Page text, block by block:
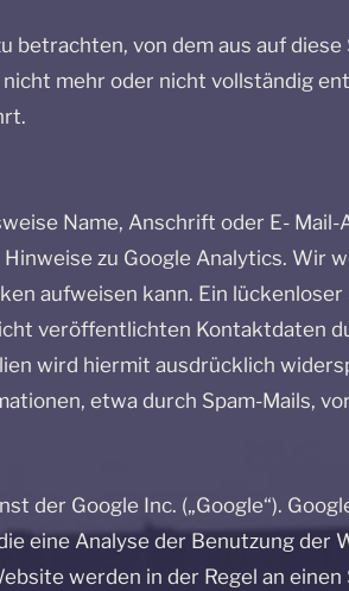
von dem aus auf
mehr oder nicht vollständig
Name, Anschrift oder E-
zu Google Analytics. Wir
aufweisen kann. Ein
veröffentlichten Kontaktdaten
wird hiermit ausdrücklich
etwa durch Spam-Mails,
der Google Inc. („Google“).
eine Analyse der Benutzung der
werden in der Regel an